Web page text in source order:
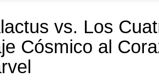
vs. Los
Cósmico al